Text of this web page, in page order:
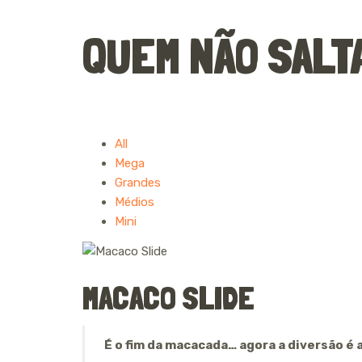
QUEM NÃO
All
Mega
Grandes
Médios
Mini
MACACO SLIDE
É o fim da macacada… agora a diversão é